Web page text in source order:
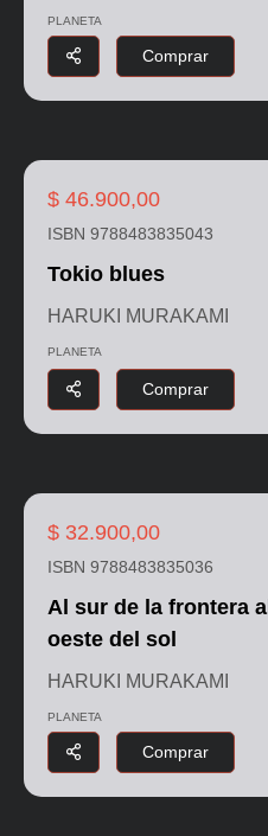
PLANETA
Comprar
$ 46.900,00
ISBN 9788483835043
Tokio blues
HARUKI MURAKAMI
PLANETA
Comprar
$ 32.900,00
ISBN 9788483835036
Al sur de la frontera al
oeste del sol
HARUKI MURAKAMI
PLANETA
Comprar